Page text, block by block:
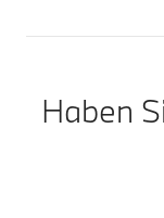
Haben